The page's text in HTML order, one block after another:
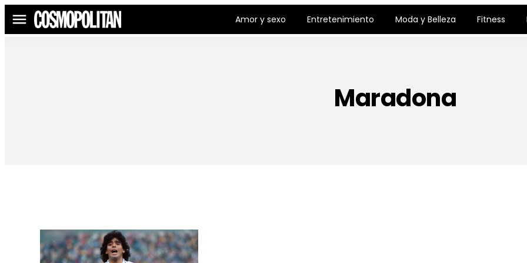
Menú Amor y sexo Entretenimiento Moda y Belleza Fitness
Maradona